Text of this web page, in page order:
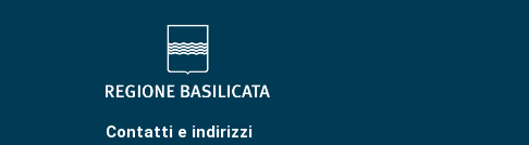
Contatti e indirizzi